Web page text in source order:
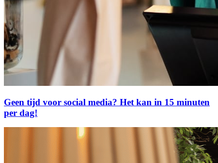
Geen tijd voor social media? Het kan in 15 minuten
per dag!